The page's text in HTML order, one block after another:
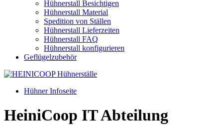
Hühnerstall Besichtigen
Hühnerstall Material
Spedition von Ställen
Hühnerstall Lieferzeiten
Hühnerstall FAQ
Hühnerstall konfigurieren
Geflügelzubehör
Hühner Infoseite
HeiniCoop IT Abteilung